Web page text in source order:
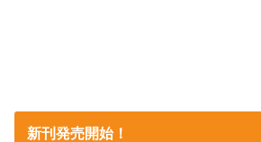
新刊発売開始！